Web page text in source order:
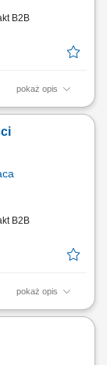
B2B
pokaż opis
Samodzielność i
zawodowy.
w
B2B
pokaż opis
Rozwijanie
dzięki wsparciu
relacji z klientami